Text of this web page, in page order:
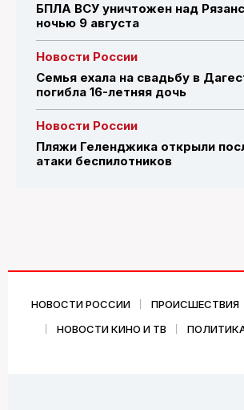
БПЛА ВСУ уничтожен над
ночью 9 августа
Новости России
Семья ехала на свадьбу в
погибла 16-летняя дочь
Новости России
Пляжи Геленджика открыли
атаки беспилотников
НОВОСТИ РОССИИ ПРОИСШЕСТВИЯ
НОВОСТИ КИНО И ТВ